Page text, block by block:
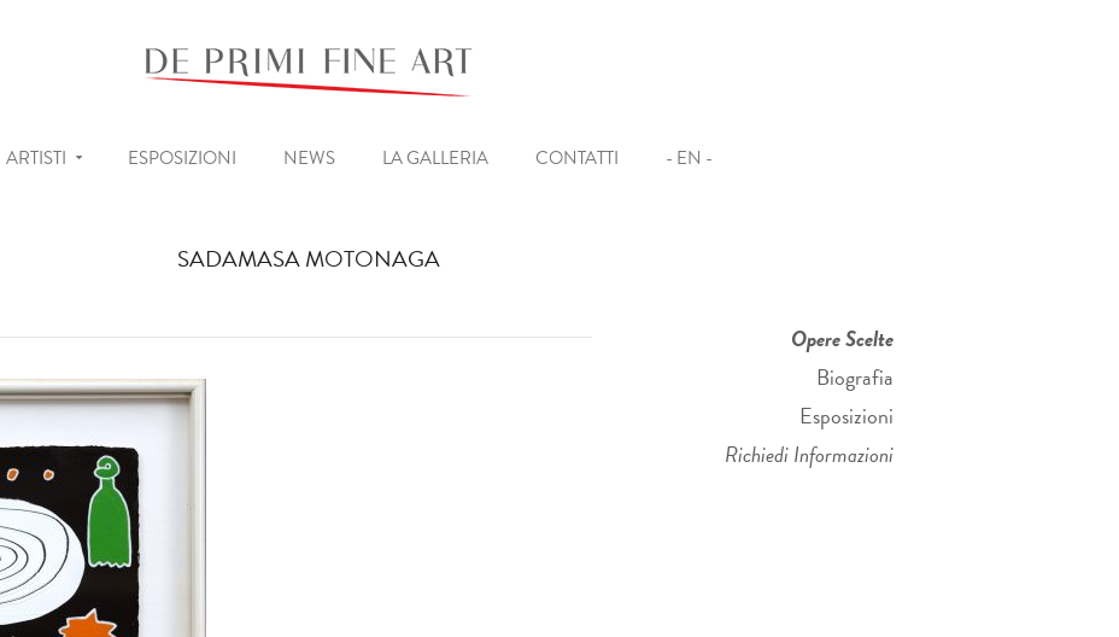
ARTISTI ESPOSIZIONI NEWS LA GALLERIA CONTATTI - EN -
SADAMASA MOTONAGA
Opere Scelte
Biografia
Esposizioni
Richiedi Informazioni